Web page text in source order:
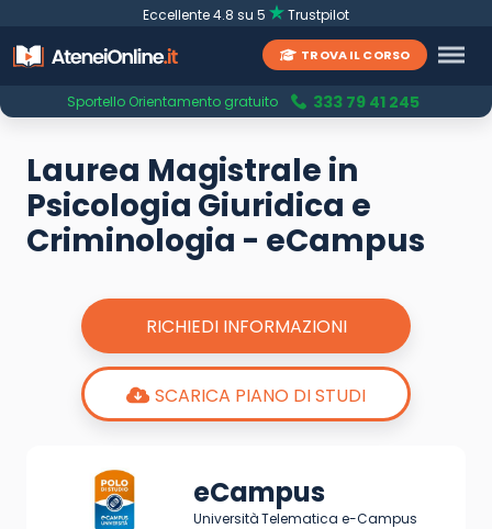
Eccellente 4.8 su 5 Trustpilot
TROVA IL CORSO
Sportello Orientamento gratuito 333 79 41 245
Laurea Magistrale in
Psicologia Giuridica e
Criminologia - eCampus
RICHIEDI INFORMAZIONI
SCARICA PIANO DI STUDI
eCampus
Università Telematica e-Campus